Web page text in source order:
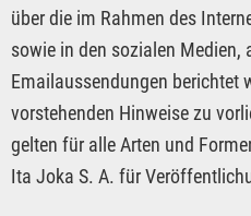
über die im Rahmen des
sowie in den sozialen Medien,
Emailaussendungen berichtet
vorstehenden Hinweise zu
gelten für alle Arten und
Ita Joka S. A. für